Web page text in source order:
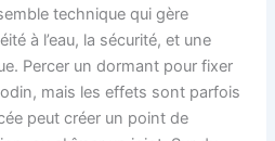
technique qui gère
à l’eau, la sécurité, et une
Percer un dormant pour fixer
mais les effets sont parfois
peut créer un point de